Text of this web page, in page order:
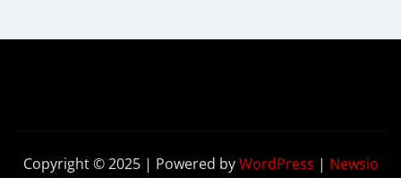
Copyright © 2025 | Powered byWordPress | Newsio